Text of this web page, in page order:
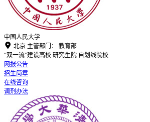
中国人民大学
 北京 主管部门：
教育部
“双一流”建设高校 研究生院 自划线院校
网报公告
招生简章
在线咨询
调剂办法